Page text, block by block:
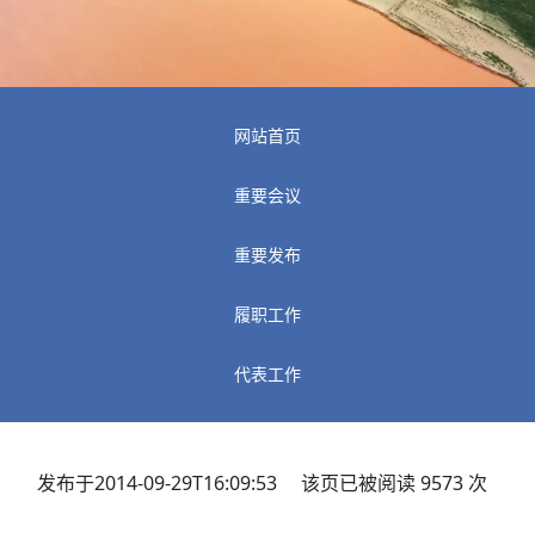
网站首页
重要会议
重要发布
履职工作
代表工作
发布于2014-09-29T16:09:53 该页已被阅读9573 次